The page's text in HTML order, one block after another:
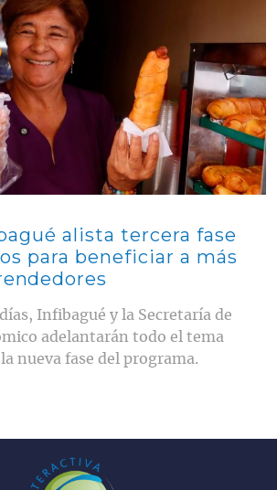
alista tercera fase
para beneficiar a más
Infibagué y la Secretaría de
adelantarán todo el tema
nueva fase del programa.